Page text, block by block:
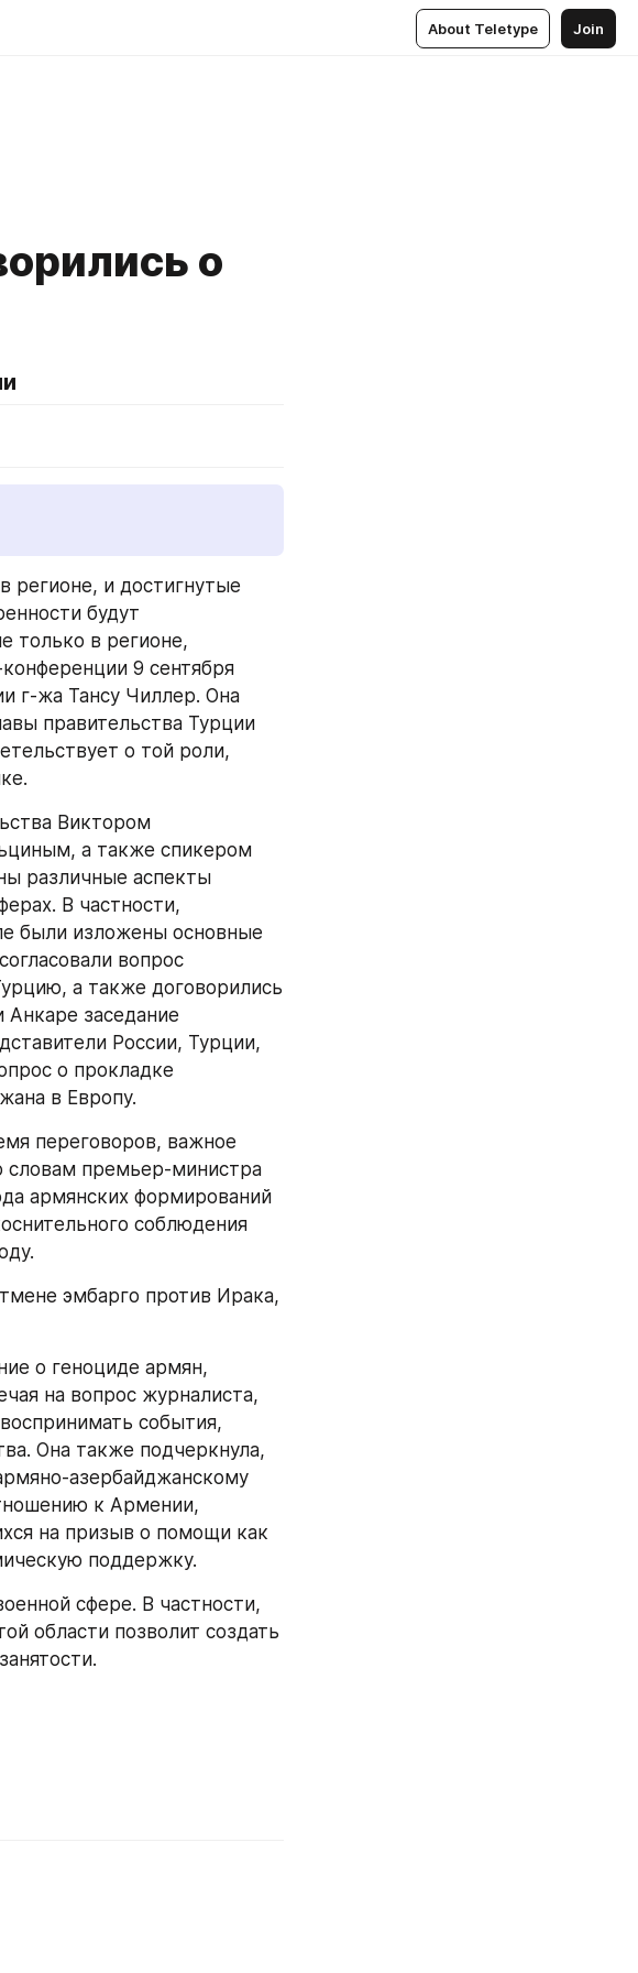
About Teletype Join
о
регионе, и достигнутые
будут
только в регионе,
9 сентября
г-жа Тансу Чиллер. Она
правительства Турции
о той роли,
Виктором
а также спикером
различные аспекты
В частности,
были изложены основные
вопрос
а также договорились
Анкаре заседание
России, Турции,
о прокладке
в Европу.
переговоров, важное
словам премьер-министра
армянских формирований
соблюдения
эмбарго против Ирака,
о геноциде армян,
на вопрос журналиста,
события,
Она также подчеркнула,
азербайджанскому
к Армении,
на призыв о помощи как
поддержку.
сфере. В частности,
области позволит создать